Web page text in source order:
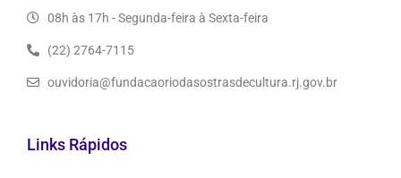
08h às 17h - Segunda-feira à Sexta-feira
(22) 2764-7115
ouvidoria@fundacaoriodasostrasdecultura.rj.gov.br
Links Rápidos